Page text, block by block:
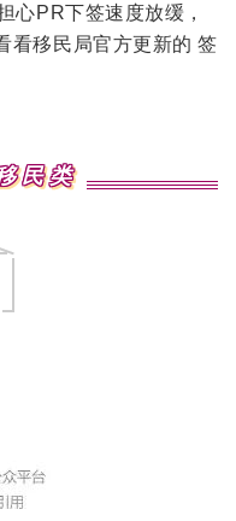
心PR下签速度放缓，
看移民局官方更新的 签
民类